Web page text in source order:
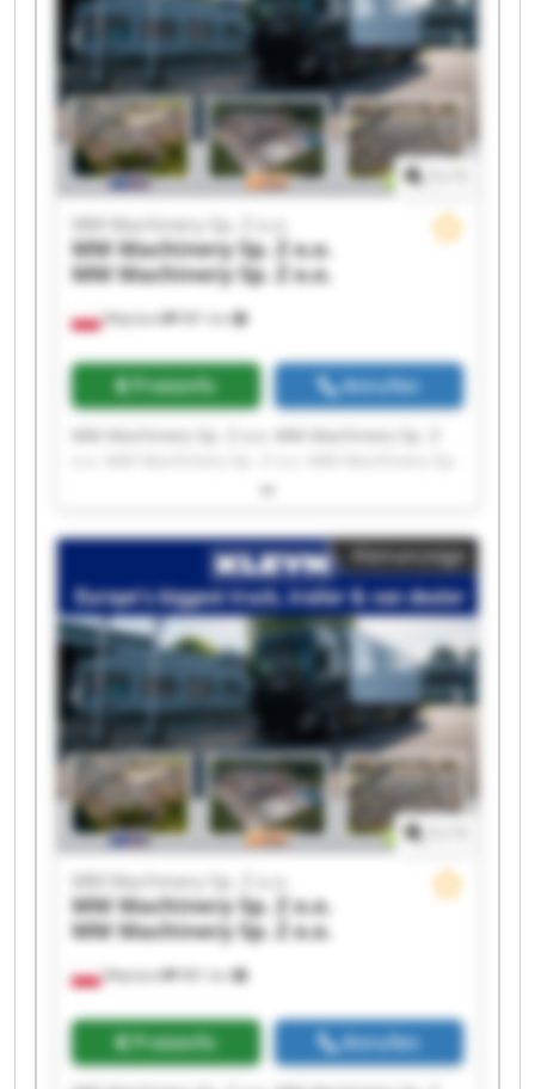
MM Machinery Sp. Z o.o. MM Machinery Sp. Z
o.o.
Więcbork 981 km
MM Machinery Sp. Z o.o.
MM Machinery Sp. Z o.o.
MM Machinery Sp. Z o.o.
Preisinfo Anrufen
MM Machinery Sp. Z o.o. MM Machinery Sp. Z
Z o.o. MM Machinery Sp. Z o.o. MM Machinery
Machinery Sp. Z o.o. MM Machinery Sp. Z o.o.
MM Machinery Sp. Z o.o. MM Machinery Sp. Z
o.o. MM Machinery Sp. Z o.o. MM Machinery Sp.
Z o.o. MM Machinery Sp. Z o.o. MM Machinery
Sp. Z o.o. MM Machinery Sp. Z o.o. MM
Machinery Sp. Z o.o. MM Machinery Sp. Z o.o.
MM Machinery Sp. Z o.o. MM Machinery Sp. Z
o.o.
Kleinanzeige
Więcbork 981 km
MM Machinery Sp. Z o.o.
MM Machinery Sp. Z o.o.
MM Machinery Sp. Z o.o.
Preisinfo Anrufen